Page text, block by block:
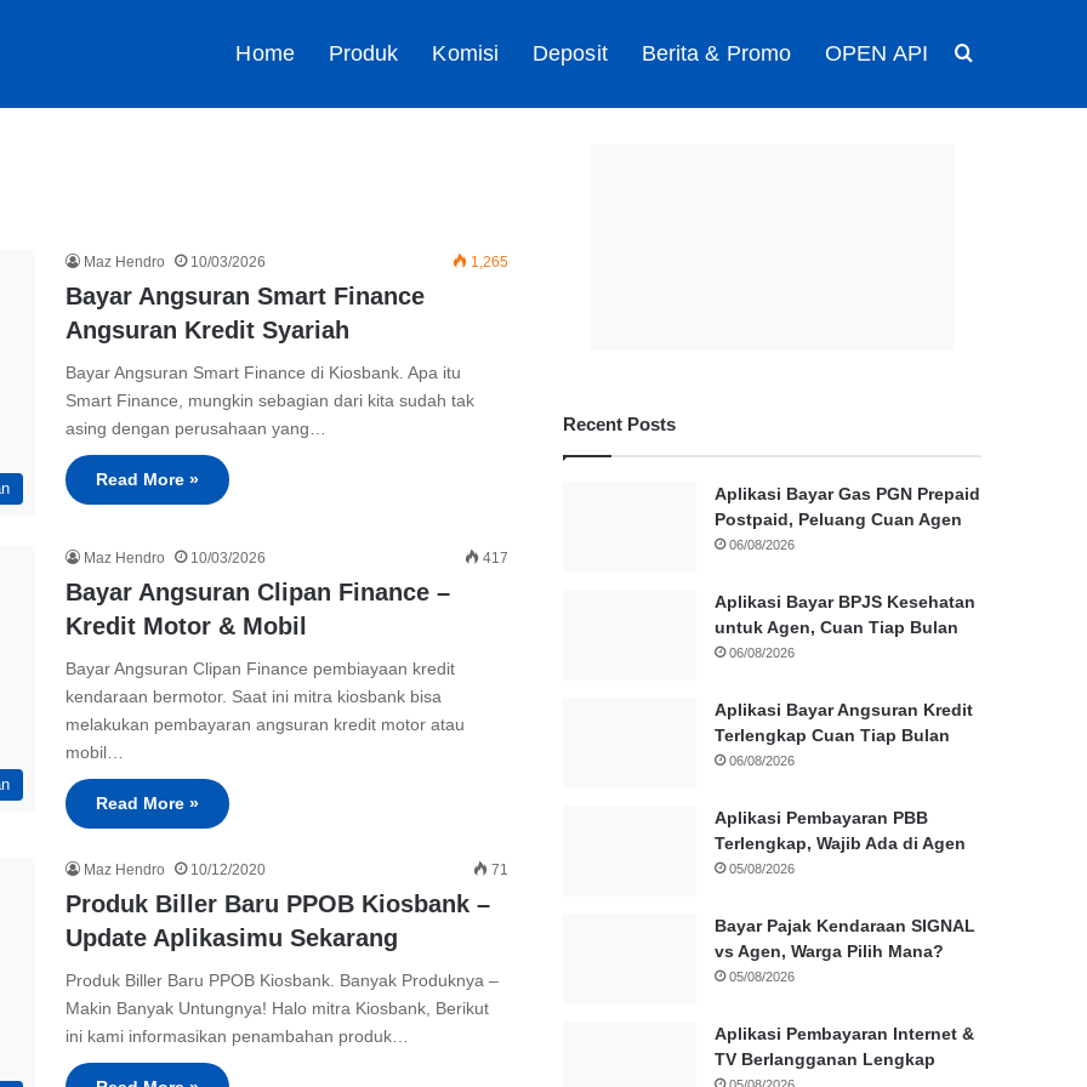
Home Produk Komisi Deposit Berita & Promo OPEN API
Maz Hendro 10/03/2026 1,265
Bayar Angsuran Smart Finance
Angsuran Kredit Syariah
Bayar Angsuran Smart Finance di Kiosbank. Apa itu
Smart Finance, mungkin sebagian dari kita sudah tak
asing dengan perusahaan yang…
Read More »
Maz Hendro 10/03/2026 417
Bayar Angsuran Clipan Finance –
Kredit Motor & Mobil
Bayar Angsuran Clipan Finance pembiayaan kredit
kendaraan bermotor. Saat ini mitra kiosbank bisa
melakukan pembayaran angsuran kredit motor atau
mobil…
Read More »
Maz Hendro 10/12/2020 71
Produk Biller Baru PPOB Kiosbank –
Update Aplikasimu Sekarang
Produk Biller Baru PPOB Kiosbank. Banyak Produknya –
Makin Banyak Untungnya! Halo mitra Kiosbank, Berikut
ini kami informasikan penambahan produk…
Recent Posts
Aplikasi Bayar Gas PGN Prepaid
Postpaid, Peluang Cuan Agen
06/08/2026
Aplikasi Bayar BPJS Kesehatan
untuk Agen, Cuan Tiap Bulan
06/08/2026
Aplikasi Bayar Angsuran Kredit
Terlengkap Cuan Tiap Bulan
06/08/2026
Aplikasi Pembayaran PBB
Terlengkap, Wajib Ada di Agen
05/08/2026
Bayar Pajak Kendaraan SIGNAL
vs Agen, Warga Pilih Mana?
05/08/2026
Aplikasi Pembayaran Internet &
TV Berlangganan Lengkap